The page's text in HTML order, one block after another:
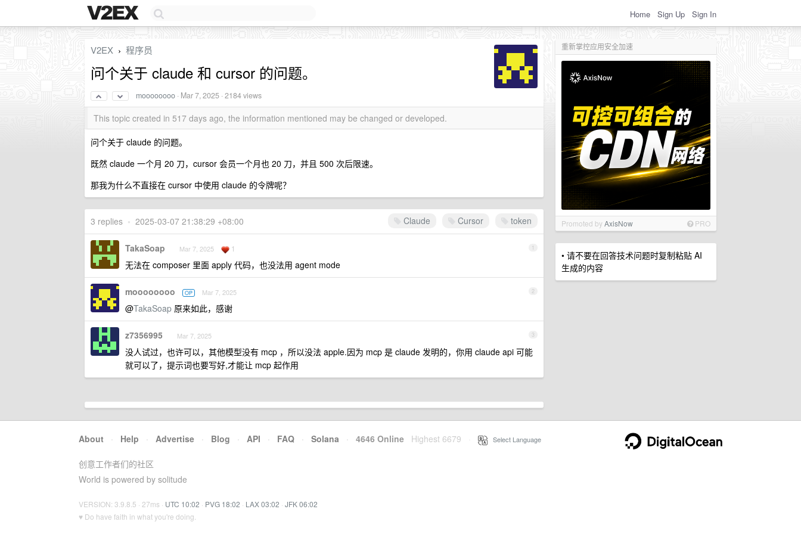
Home Sign Up Sign In
重新掌控应用安全加速
Promoted byAxisNow PRO
• 请不要在回答技术问题时复制粘贴 AI
生成的内容
V2EX › 程序员
问个关于 claude 和 cursor 的问题。
moooooooo · Mar 7, 2025 · 2184 views
This topic created in 517 days ago, the information mentioned may be changed or developed.
问个关于 claude 的问题。
既然 claude 一个月 20 刀，cursor 会员一个月也 20 刀，并且 500 次后限速。
那我为什么不直接在 cursor 中使用 claude 的令牌呢？
Claude Cursor token
3 replies • 2025-03-07 21:38:29 +08:00
1
TakaSoap Mar 7, 2025 1
无法在 composer 里面 apply 代码，也没法用 agent mode
2
moooooooo OP Mar 7, 2025
@TakaSoap 原来如此，感谢
3
z7356995 Mar 7, 2025
没人试过，也许可以，其他模型没有 mcp ，所以没法 apple.因为 mcp 是 claude 发明的，你用 claude api 可能
就可以了，提示词也要写好,才能让 mcp 起作用
About · Help · Advertise · Blog · API · FAQ · Solana · 4646 Online Highest 6679 Select Language
创意工作者们的社区
World is powered by solitude
VERSION: 3.9.8.5 · 27ms · UTC 10:02 · PVG 18:02 · LAX 03:02 · JFK 06:02
♥ Do have faith in what you're doing.